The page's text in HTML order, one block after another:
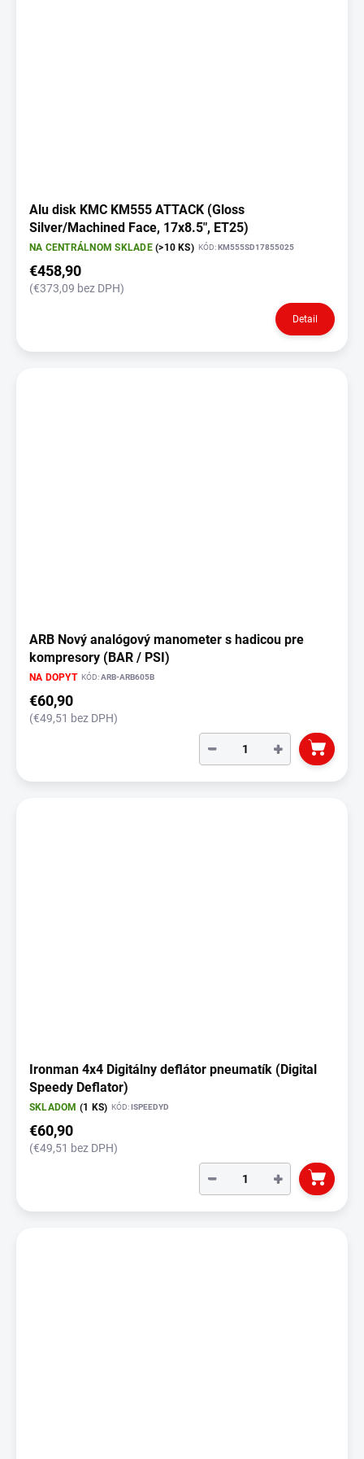
Alu disk KMC KM555 ATTACK (Gloss
Silver/Machined Face, 17x8.5", ET25)
NA CENTRÁLNOM SKLADE(>10 KS) KÓD:KM555SD17855025
€458,90
(€373,09 bez DPH)
Detail
ARB Nový analógový manometer s hadicou pre
kompresory (BAR / PSI)
NA DOPYT KÓD:ARB-ARB605B
€60,90
(€49,51 bez DPH)
+
−
Ironman 4x4 Digitálny deflátor pneumatík (Digital
Speedy Deflator)
SKLADOM (1 KS) KÓD:ISPEEDYD
€60,90
(€49,51 bez DPH)
+
−